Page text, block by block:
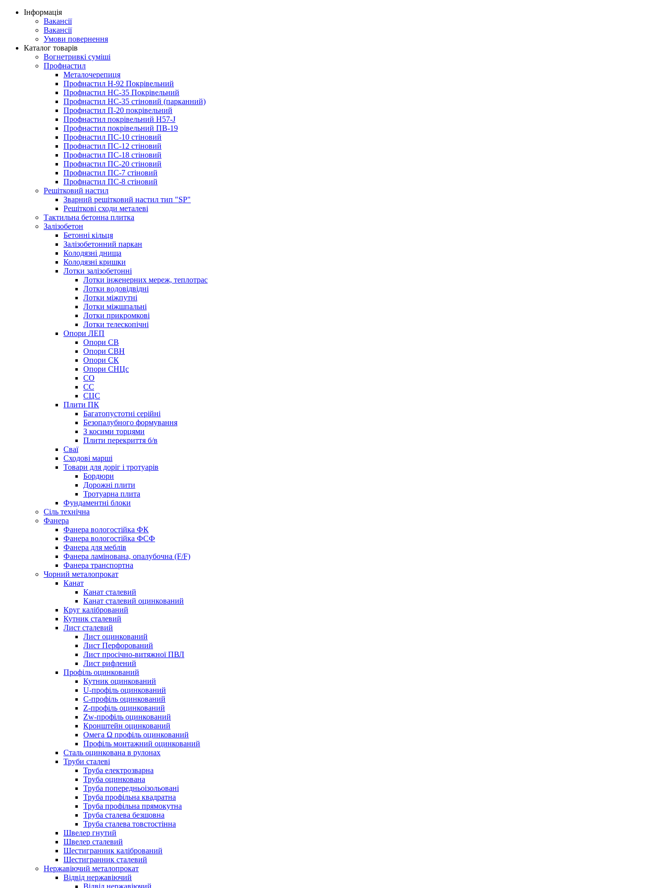
Інформація
Вакансії
Вакансії
Умови повернення
Каталог товарів
Вогнетривкі суміші
Профнастил
Металочерепиця
Профнастил Н-92 Покрівельний
Профнастил НС-35 Покрівельний
Профнастил НС-35 стіновий (парканний)
Профнастил П-20 покрівельний
Профнастил покрівельний H57-J
Профнастил покрівельний ПВ-19
Профнастил ПС-10 стіновий
Профнастил ПС-12 стіновий
Профнастил ПС-18 стіновий
Профнастил ПС-20 стіновий
Профнастил ПС-7 стіновий
Профнастил ПС-8 стіновий
Решітковий настил
Зварний решітковий настил тип "SP"
Решіткові сходи металеві
Тактильна бетонна плитка
Залізобетон
Бетонні кільця
Залізобетонний паркан
Колодязні днища
Колодязні кришки
Лотки залізобетонні
Лотки інженерних мереж, теплотрас
Лотки водовідвідні
Лотки міжпутні
Лотки міжшпальні
Лотки прикромкові
Лотки телескопічні
Опори ЛЕП
Опори СВ
Опори СВН
Опори СК
Опори СНЦс
СО
СС
СЦС
Плити ПК
Багатопустотні серійні
Безопалубного формування
З косими торцями
Плити перекриття б/в
Сваї
Сходові марші
Товари для доріг і тротуарів
Бордюри
Дорожні плити
Тротуарна плита
Фундаментні блоки
Сіль технічна
Фанера
Фанера вологостійка ФК
Фанера вологостійка ФСФ
Фанера для меблів
Фанера ламінована, опалубочна (F/F)
Фанера транспортна
Чорний металопрокат
Канат
Канат сталевий
Канат сталевий оцинкований
Круг калібрований
Кутник сталевий
Лист сталевий
Лист оцинкований
Лист Перфорований
Лист просічно-витяжної ПВЛ
Лист рифлений
Профіль оцинкований
Кутник оцинкований
U-профіль оцинкований
С-профіль оцинкований
Z-профіль оцинкований
Zw-профіль оцинкований
Кронштейн оцинкований
Омега Ω профіль оцинкований
Профіль монтажний оцинкований
Сталь оцинкована в рулонах
Труби сталеві
Труба електрозварна
Труба оцинкована
Труба попередньоізольовані
Труба профільна квадратна
Труба профільна прямокутна
Труба сталева безшовна
Труба сталева товстостінна
Швелер гнутий
Швелер сталевий
Шестигранник калібрований
Шестигранник сталевий
Нержавіючий металопрокат
Відвід нержавіючий
Відвід нержавіючий